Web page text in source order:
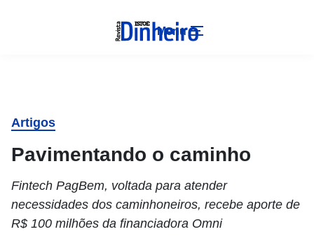
Menu
Artigos
Pavimentando o caminho
Fintech PagBem, voltada para atender
necessidades dos caminhoneiros, recebe aporte de
R$ 100 milhões da financiadora Omni